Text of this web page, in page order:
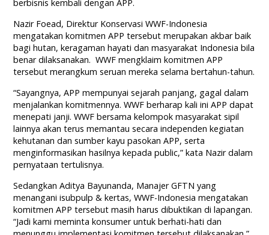
berbisnis kembali dengan APP.
Nazir Foead, Direktur Konservasi WWF-Indonesia
mengatakan komitmen APP tersebut merupakan akbar baik
bagi hutan, keragaman hayati dan masyarakat Indonesia bila
benar dilaksanakan. WWF mengklaim komitmen APP
tersebut merangkum seruan mereka selama bertahun-tahun.
“Sayangnya, APP mempunyai sejarah panjang, gagal dalam
menjalankan komitmennya. WWF berharap kali ini APP dapat
menepati janji. WWF bersama kelompok masyarakat sipil
lainnya akan terus memantau secara independen kegiatan
kehutanan dan sumber kayu pasokan APP, serta
menginformasikan hasilnya kepada public,” kata Nazir dalam
pernyataan tertulisnya.
Sedangkan Aditya Bayunanda, Manajer GFTN yang
menangani isubpulp & kertas, WWF-Indonesia mengatakan
komitmen APP tersebut masih harus dibuktikan di lapangan.
“Jadi kami meminta konsumer untuk berhati-hati dan